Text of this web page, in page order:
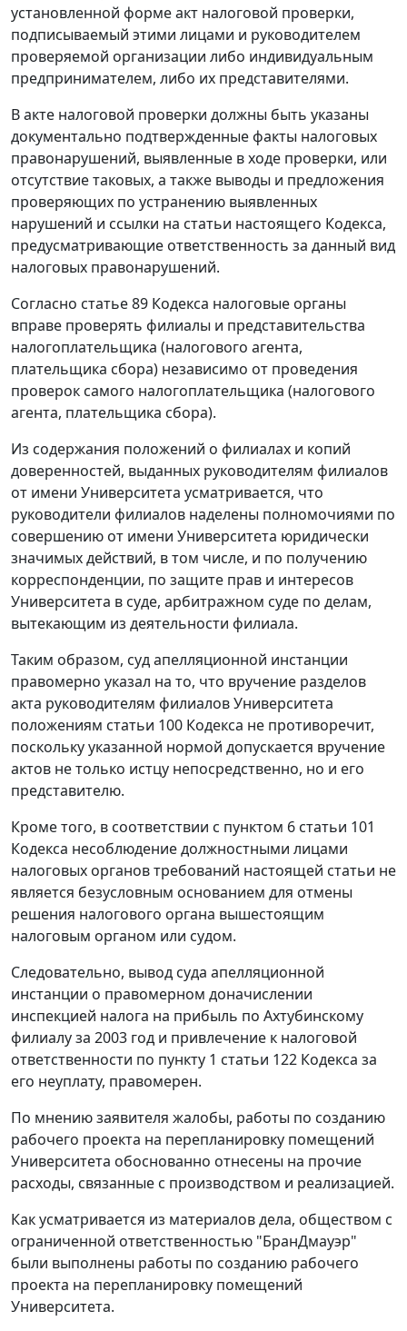
установленной форме акт налоговой проверки,
подписываемый этими лицами и руководителем
проверяемой организации либо индивидуальным
предпринимателем, либо их представителями.
В акте налоговой проверки должны быть указаны
документально подтвержденные факты налоговых
правонарушений, выявленные в ходе проверки, или
отсутствие таковых, а также выводы и предложения
проверяющих по устранению выявленных
нарушений и ссылки на статьи настоящего Кодекса,
предусматривающие ответственность за данный вид
налоговых правонарушений.
Согласно статье 89 Кодекса налоговые органы
вправе проверять филиалы и представительства
налогоплательщика (налогового агента,
плательщика сбора) независимо от проведения
проверок самого налогоплательщика (налогового
агента, плательщика сбора).
Из содержания положений о филиалах и копий
доверенностей, выданных руководителям филиалов
от имени Университета усматривается, что
руководители филиалов наделены полномочиями по
совершению от имени Университета юридически
значимых действий, в том числе, и по получению
корреспонденции, по защите прав и интересов
Университета в суде, арбитражном суде по делам,
вытекающим из деятельности филиала.
Таким образом, суд апелляционной инстанции
правомерно указал на то, что вручение разделов
акта руководителям филиалов Университета
положениям статьи 100 Кодекса не противоречит,
поскольку указанной нормой допускается вручение
актов не только истцу непосредственно, но и его
представителю.
Кроме того, в соответствии с пунктом 6 статьи 101
Кодекса несоблюдение должностными лицами
налоговых органов требований настоящей статьи не
является безусловным основанием для отмены
решения налогового органа вышестоящим
налоговым органом или судом.
Следовательно, вывод суда апелляционной
инстанции о правомерном доначислении
инспекцией налога на прибыль по Ахтубинскому
филиалу за 2003 год и привлечение к налоговой
ответственности по пункту 1 статьи 122 Кодекса за
его неуплату, правомерен.
По мнению заявителя жалобы, работы по созданию
рабочего проекта на перепланировку помещений
Университета обоснованно отнесены на прочие
расходы, связанные с производством и реализацией.
Как усматривается из материалов дела, обществом с
ограниченной ответственностью "БранДмауэр"
были выполнены работы по созданию рабочего
проекта на перепланировку помещений
Университета.